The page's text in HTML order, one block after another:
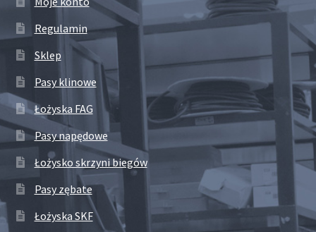
Regulamin
Sklep
Pasy klinowe
Łożyska FAG
Pasy napędowe
Łożysko skrzyni biegów
Pasy zębate
Łożyska SKF